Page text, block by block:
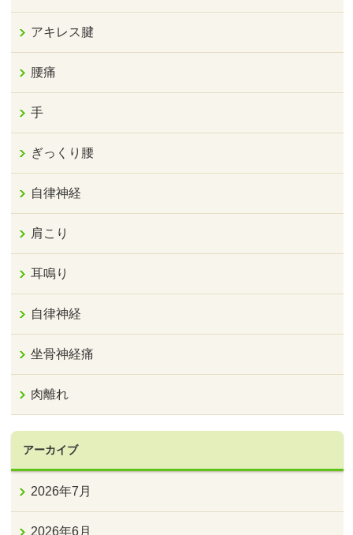
アキレス腱
腰痛
手
ぎっくり腰
自律神経
肩こり
耳鳴り
自律神経
坐骨神経痛
肉離れ
アーカイブ
2026年7月
2026年6月